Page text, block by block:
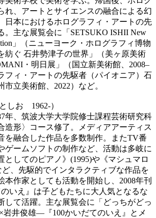
れ、アートとサイエンスの融合による幻
日本におけるホログラフィ・アートの先
。主な展覧会に「SETSUKO ISHII New
」（ニューヨーク・ホログラフィ博物
紡ぐ 石井勢津子の世界」（美ヶ原美術
・明日展」（国立新美術館、2008–
フィ・アートの先駆者（パイオニア）石
立美術館、2022）など。
しお 1962-）
年、筑波大学大学院修士課程芸術研究科
造形〉コース修了。メディアアーティス
を融合した作品を多数制作。またTV番
ゲームソフトの制作など、活動は多岐に
としてのピアノ》(1995)や《マシュマロ
ど、先駆的でインタラクティブな作品を
本作家としても活動を開始し、2008年刊
いえ』は子どもたちに大人気となるな
して活躍。主な展覧会に「どっちがどっ
岩井俊雄―『100かいだてのいえ』とメ